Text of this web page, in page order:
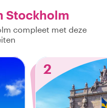
Stockholm
compleet met deze
2